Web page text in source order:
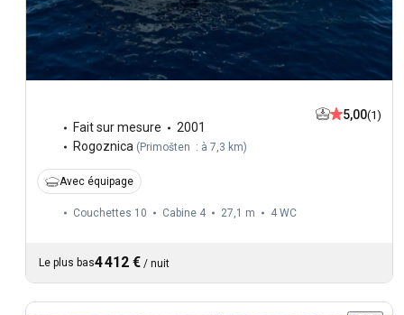
Fait sur mesure
2001
Rogoznica ( Primošten : à 7,3 km)
5,00(1)
Avec équipage
Couchettes 10 Cabine 4 27,1 m 4 WC
Le plus bas4 412 € / nuit